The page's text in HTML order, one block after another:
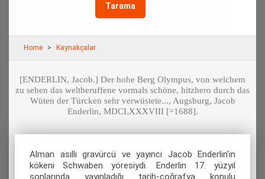
Tarama
Home Kaynakçalar
[ENDERLIN, Jacob.] Der hohe Berg Olympus, von welchem
zu sehen das weltberuffene vormals schöne, hitzhero durch das
Wüten der Türcken sehr verwüstete..., Augsburg, Jacob
Enderlin, MDCLXXXVIII [=1688].
Alman asıllı gravürcü ve yayıncı Jacob Enderlin'in
kökeni Schwaben yöresiydi. Enderlin 17. yüzyıl
sonlarında yayınladığı tarih-coğrafya konulu